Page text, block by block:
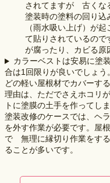
されてますが 古くな
塗装時の塗料の回り
（雨水吸い上げ）が
て貼りされているので
が腐ったり、カビる原
カラーベストは安易に塗
合は1回限りが良いでしょ
どの軽い屋根材でカバーす
理由は、ただでさえホコリ
トに塗膜の土手を作ってしま
塗装改修のケースでは、ヘ
を外す作業が必要です。屋
で 無理に縁切り作業をす
ることが多いです。